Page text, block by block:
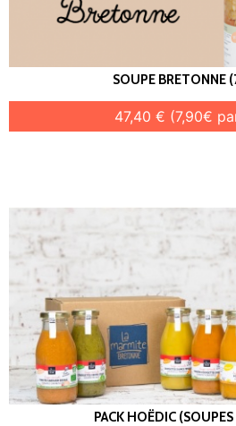
SOUPE BRETONNE
47,40 € (7,90€
PACK HOËDIC